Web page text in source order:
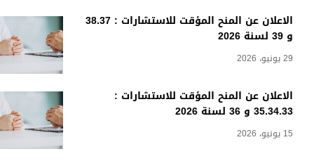
الاعلان عن المنح المؤقت للاستشارات : 38.37
و 39 لسنة 2026
29 يونيو، 2026
الاعلان عن المنح المؤقت للاستشارات :
35.34.33 و 36 لسنة 2026
15 يونيو، 2026